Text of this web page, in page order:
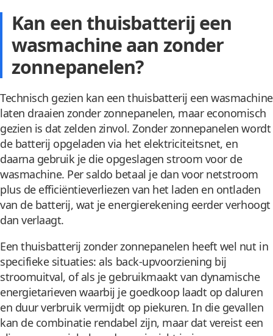
Kan een thuisbatterij een
wasmachine aan zonder
zonnepanelen?
Technisch gezien kan een thuisbatterij een wasmachine
laten draaien zonder zonnepanelen, maar economisch
gezien is dat zelden zinvol. Zonder zonnepanelen wordt
de batterij opgeladen via het elektriciteitsnet, en
daarna gebruik je die opgeslagen stroom voor de
wasmachine. Per saldo betaal je dan voor netstroom
plus de efficiëntieverliezen van het laden en ontladen
van de batterij, wat je energierekening eerder verhoogt
dan verlaagt.
Een thuisbatterij zonder zonnepanelen heeft wel nut in
specifieke situaties: als back-upvoorziening bij
stroomuitval, of als je gebruikmaakt van dynamische
energietarieven waarbij je goedkoop laadt op daluren
en duur verbruik vermijdt op piekuren. In die gevallen
kan de combinatie rendabel zijn, maar dat vereist een